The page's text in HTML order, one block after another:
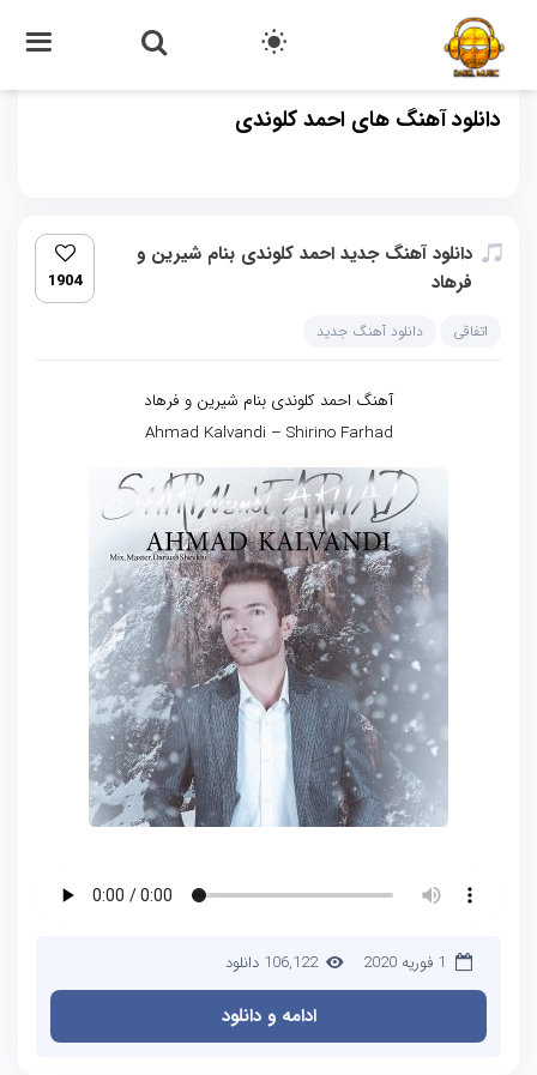
دانلود آهنگ های احمد کلوندی
دانلود آهنگ جدید احمد کلوندی بنام شیرین و
فرهاد
1904
اتفاقی دانلود آهنگ جدید
آهنگ احمد کلوندی بنام شیرین و فرهاد
Ahmad Kalvandi – Shirino Farhad
1 فوریه 2020 106,122 دانلود
ادامه و دانلود